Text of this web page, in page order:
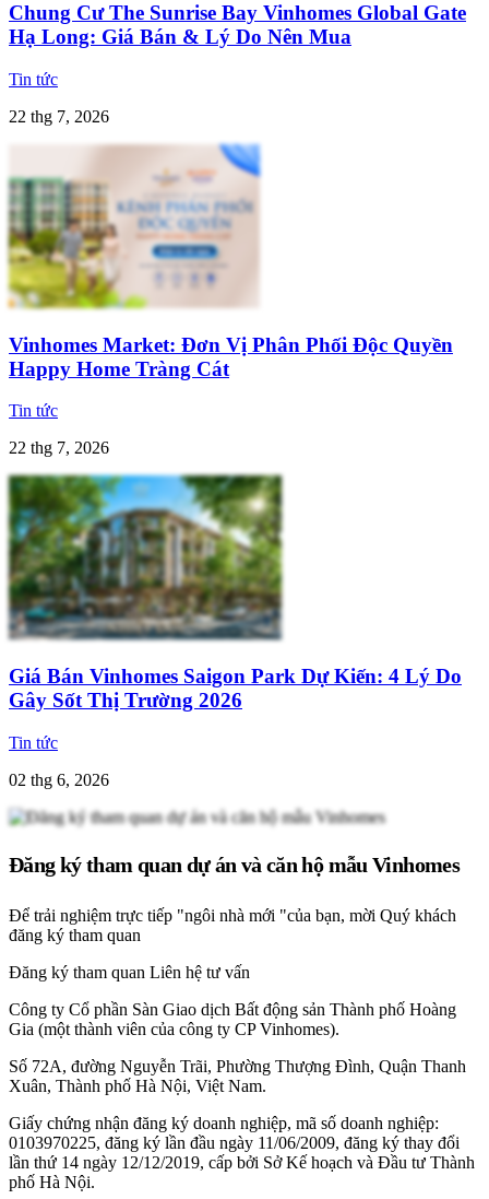
Chung Cư The Sunrise Bay Vinhomes Global Gate
Hạ Long: Giá Bán & Lý Do Nên Mua
Tin tức
22 thg 7, 2026
Vinhomes Market: Đơn Vị Phân Phối Độc Quyền
Happy Home Tràng Cát
Tin tức
22 thg 7, 2026
Giá Bán Vinhomes Saigon Park Dự Kiến: 4 Lý Do
Gây Sốt Thị Trường 2026
Tin tức
02 thg 6, 2026
Đăng ký tham quan dự án và căn hộ mẫu Vinhomes
Để trải nghiệm trực tiếp "ngôi nhà mới "của bạn, mời Quý khách
đăng ký tham quan
Đăng ký tham quan Liên hệ tư vấn
Công ty Cổ phần Sàn Giao dịch Bất động sản Thành phố Hoàng
Gia (một thành viên của công ty CP Vinhomes).
Số 72A, đường Nguyễn Trãi, Phường Thượng Đình, Quận Thanh
Xuân, Thành phố Hà Nội, Việt Nam.
Giấy chứng nhận đăng ký doanh nghiệp, mã số doanh nghiệp:
0103970225, đăng ký lần đầu ngày 11/06/2009, đăng ký thay đổi
lần thứ 14 ngày 12/12/2019, cấp bởi Sở Kế hoạch và Đầu tư Thành
phố Hà Nội.